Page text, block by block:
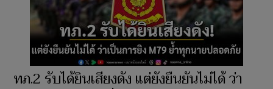
ทภ.2 รับได้ยินเสียงดัง แต่ยังยืนยันไม่ได้ ว่า